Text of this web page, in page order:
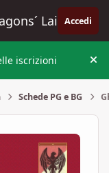
Lair Accedi
iscrizioni
Schede PG e BG